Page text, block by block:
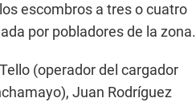
escombros a tres o cuatro
por pobladores de la zona.
(operador del cargador
Juan Rodríguez